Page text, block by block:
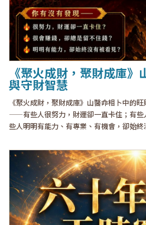
《聚火成財，聚財成庫
與守財智慧
《聚火成財，聚財成庫》山醫命相卜中的
——有些人很努力，財運卻一直卡住；有些
些人明明有能力、有專業、有機會，卻始